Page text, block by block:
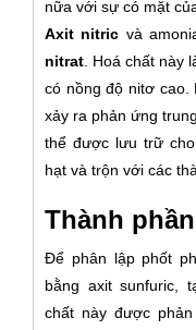
nữa với sự có mặt
Axit nitric và
nitrat . Hoá chất này
có nồng độ nitơ cao.
xảy ra phản ứng
thể được lưu trữ
hạt và trộn với các
Thành
Để phân lập phốt
bằng axit sunfuric,
chất này được